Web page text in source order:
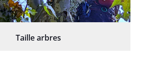
Taille arbres